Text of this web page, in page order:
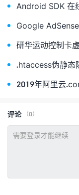
Android SDK 在
Google
研华运动控制卡
.htaccess伪静态
2019年阿里云
评论（0）